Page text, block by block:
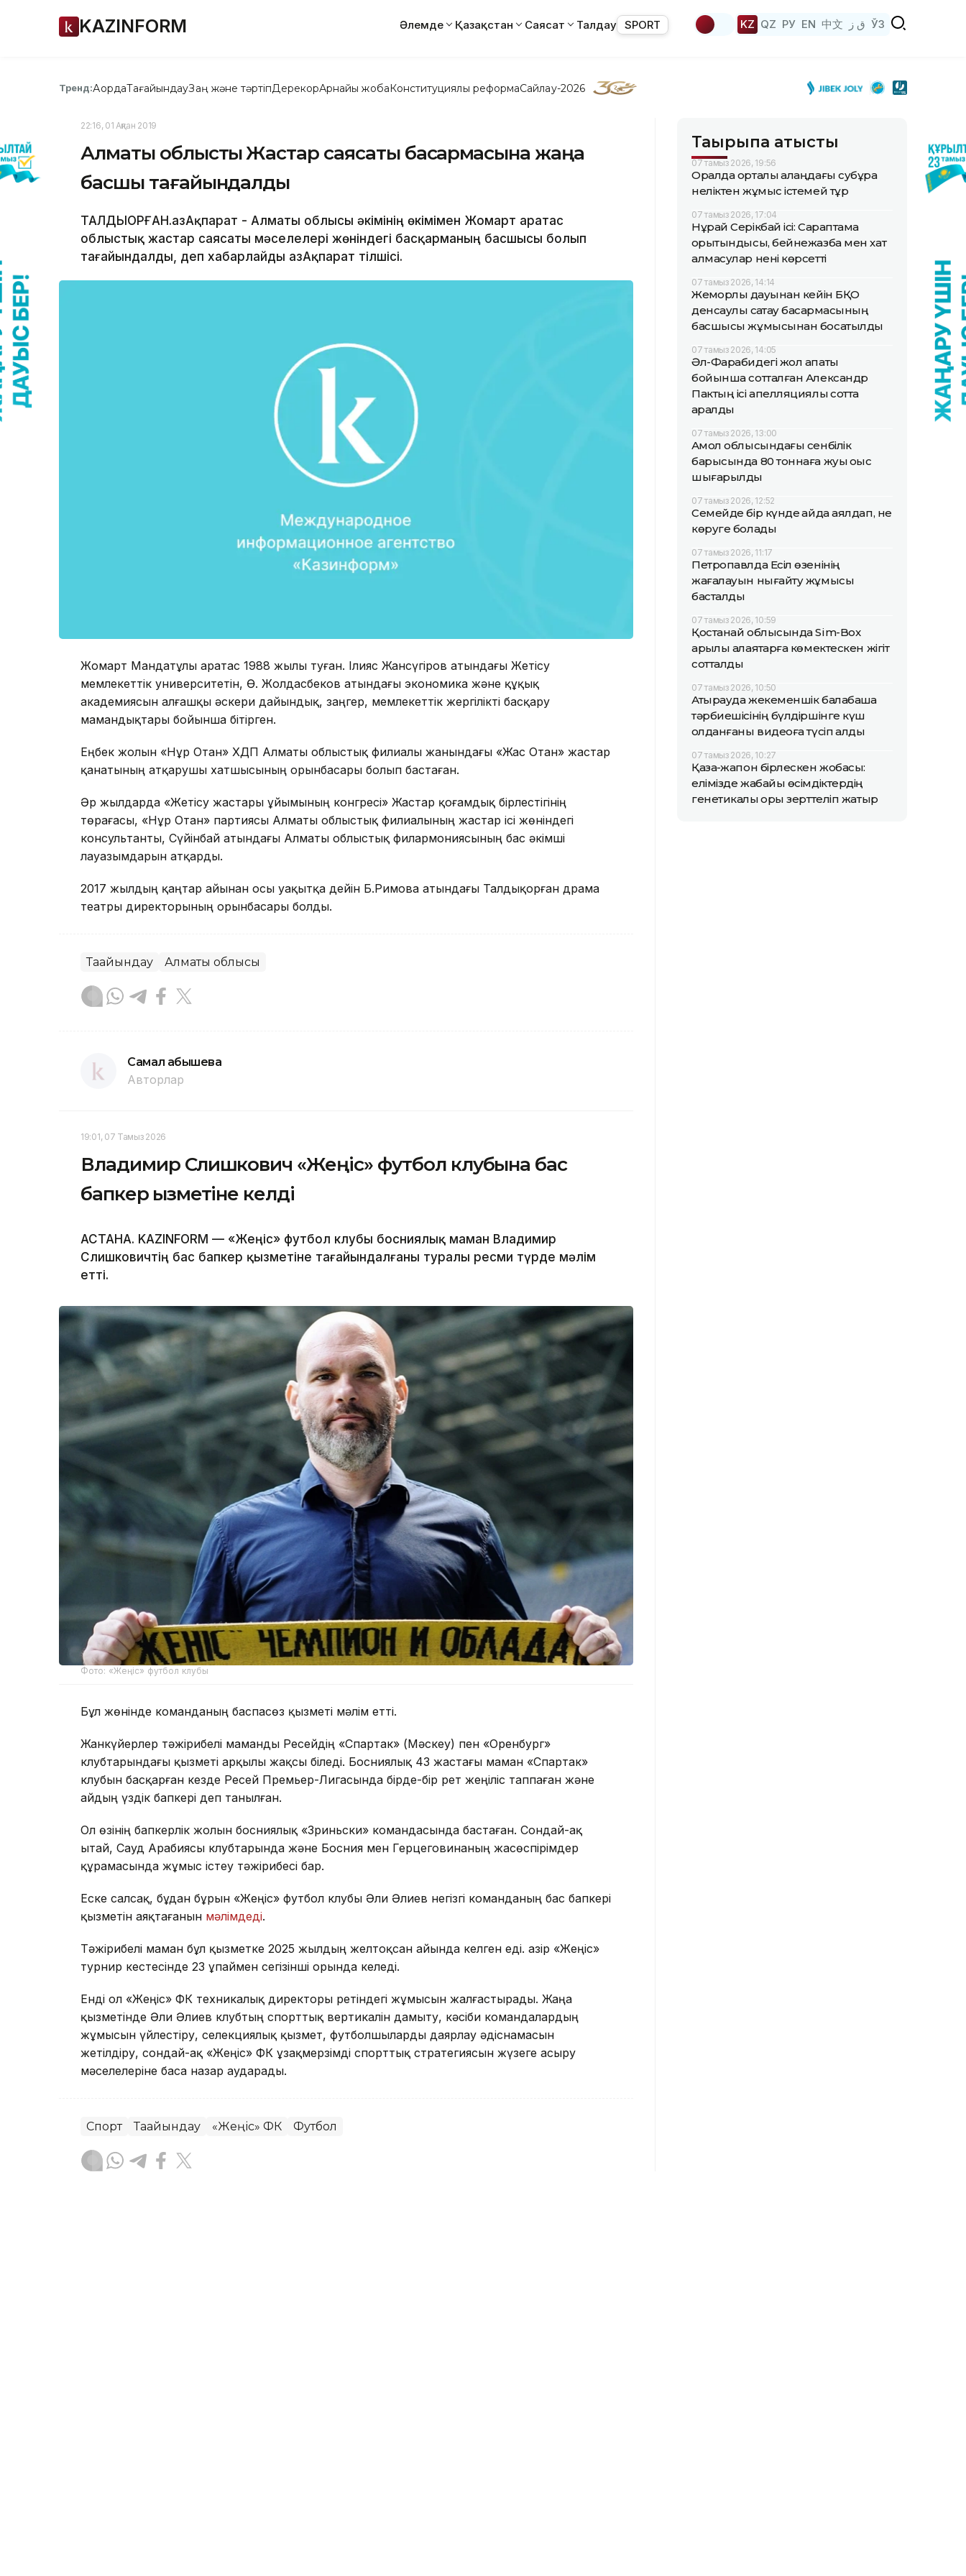
KAZINFORM Әлемде Қазақстан Саясат Талдау SPORT KZ QZ РУ EN 中文 ق ز ЎЗ
Тренд:АқордаТағайындауЗаң және тәртіпДерекқорАрнайы жобаКонституциялық реформаСайлау-2026
22:16, 01 Ақпан 2019
Алматы облыстық Жастар саясаты басқармасына жаңа
басшы тағайындалды
ТАЛДЫҚОРҒАН.ҚазАқпарат - Алматы облысы әкімінің өкімімен Жомарт Қаратас
облыстық жастар саясаты мәселелері жөніндегі басқарманың басшысы болып
тағайындалды, деп хабарлайды ҚазАқпарат тілшісі.
Жомарт Мандатұлы Қаратас 1988 жылы туған. Ілияс Жансүгіров атындағы Жетісу
мемлекеттік университетін, Ө. Жолдасбеков атындағы экономика және құқық
академиясын алғашқы әскери дайындық, заңгер, мемлекеттік жергілікті басқару
мамандықтары бойынша бітірген.
Еңбек жолын «Нұр Отан» ХДП Алматы облыстық филиалы жанындағы «Жас Отан» жастар
қанатының атқарушы хатшысының орынбасары болып бастаған.
Әр жылдарда «Жетісу жастары ұйымының конгресі» Жастар қоғамдық бірлестігінің
төрағасы, «Нұр Отан» партиясы Алматы облыстық филиалының жастар ісі жөніндегі
консультанты, Сүйінбай атындағы Алматы облыстық филармониясының бас әкімші
лауазымдарын атқарды.
2017 жылдың қаңтар айынан осы уақытқа дейін Б.Римова атындағы Талдықорған драма
театры директорының орынбасары болды.
Тағайындау Алматы облысы
Самал Қабышева
Авторлар
19:01, 07 Тамыз 2026
Владимир Слишкович «Жеңіс» футбол клубына бас
бапкер қызметіне келді
АСТАНА. KAZINFORM — «Жеңіс» футбол клубы босниялық маман Владимир
Слишковичтің бас бапкер қызметіне тағайындалғаны туралы ресми түрде мәлім
етті.
Фото: «Жеңіс» футбол клубы
Бұл жөнінде команданың баспасөз қызметі мәлім етті.
Жанкүйерлер тәжірибелі маманды Ресейдің «Спартак» (Мәскеу) пен «Оренбург»
клубтарындағы қызметі арқылы жақсы біледі. Босниялық 43 жастағы маман «Спартак»
клубын басқарған кезде Ресей Премьер-Лигасында бірде-бір рет жеңіліс таппаған және
айдың үздік бапкері деп танылған.
Ол өзінің бапкерлік жолын босниялық «Зриньски» командасында бастаған. Сондай-ақ
Қытай, Сауд Арабиясы клубтарында және Босния мен Герцеговинаның жасөспірімдер
құрамасында жұмыс істеу тәжірибесі бар.
Еске салсақ, бұдан бұрын «Жеңіс» футбол клубы Әли Әлиев негізгі команданың бас бапкері
қызметін аяқтағанын мәлімдеді.
Тәжірибелі маман бұл қызметке 2025 жылдың желтоқсан айында келген еді. Қазір «Жеңіс»
турнир кестесінде 23 ұпаймен сегізінші орында келеді.
Енді ол «Жеңіс» ФК техникалық директоры ретіндегі жұмысын жалғастырады. Жаңа
қызметінде Әли Әлиев клубтың спорттық вертикалін дамыту, кәсіби командалардың
жұмысын үйлестіру, селекциялық қызмет, футболшыларды даярлау әдіснамасын
жетілдіру, сондай-ақ «Жеңіс» ФК ұзақмерзімді спорттық стратегиясын жүзеге асыру
мәселелеріне баса назар аударады.
Спорт Тағайындау «Жеңіс» ФК Футбол
Тақырыпқа қатысты
07 тамыз 2026, 19:56
Оралда орталық алаңдағы субұрқақ
неліктен жұмыс істемей тұр
07 тамыз 2026, 17:04
Нұрай Серікбай ісі: Сараптама
қорытындысы, бейнежазба мен хат
алмасулар нені көрсетті
07 тамыз 2026, 14:14
Жемқорлық дауынан кейін БҚО
денсаулық сақтау басқармасының
басшысы жұмысынан босатылды
07 тамыз 2026, 14:05
Әл-Фарабидегі жол апаты
бойынша сотталған Александр
Пактың ісі апелляциялық сотта
қаралды
07 тамыз 2026, 13:00
Ақмол облысындағы сенбілік
барысында 80 тоннаға жуық қоқыс
шығарылды
07 тамыз 2026, 12:52
Семейде бір күнде қайда аялдап, не
көруге болады
07 тамыз 2026, 11:17
Петропавлда Есіл өзенінің
жағалауын нығайту жұмысы
басталды
07 тамыз 2026, 10:59
Қостанай облысында Sim-Box
арқылы алаяқтарға көмектескен жігіт
сотталды
07 тамыз 2026, 10:50
Атырауда жекеменшік балабақша
тәрбиешісінің бүлдіршінге күш
қолданғаны видеоға түсіп қалды
07 тамыз 2026, 10:27
Қазақ-жапон бірлескен жобасы:
елімізде жабайы өсімдіктердің
генетикалық қоры зерттеліп жатыр